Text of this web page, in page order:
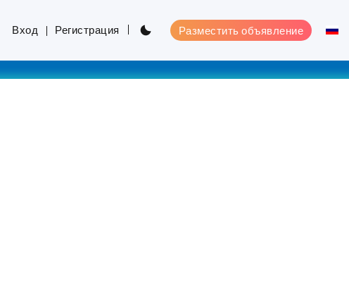
Вход Регистрация Разместить объявление